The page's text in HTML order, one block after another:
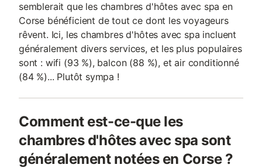
semblerait que les chambres d'hôtes avec spa en
Corse bénéficient de tout ce dont les voyageurs
rêvent. Ici, les chambres d'hôtes avec spa incluent
généralement divers services, et les plus populaires
sont : wifi (93 %), balcon (88 %), et air conditionné
(84 %)... Plutôt sympa !
Comment est-ce-que les
chambres d'hôtes avec spa sont
généralement notées en Corse ?